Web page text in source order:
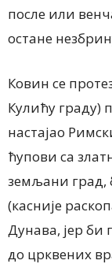
после или
остане
Ковин се
Кулићу граду)
настајао
ћупови са
земљани град,
(касније
Дунава, јер би
до црквених